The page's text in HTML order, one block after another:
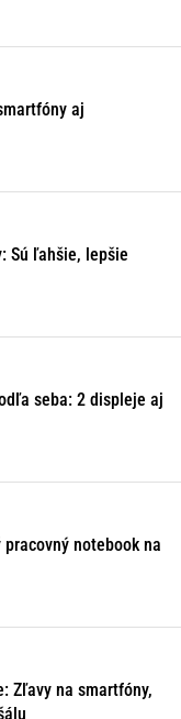
aj
Sú ľahšie, lepšie
seba: 2 displeje aj
notebook na
Zľavy na smartfóny,